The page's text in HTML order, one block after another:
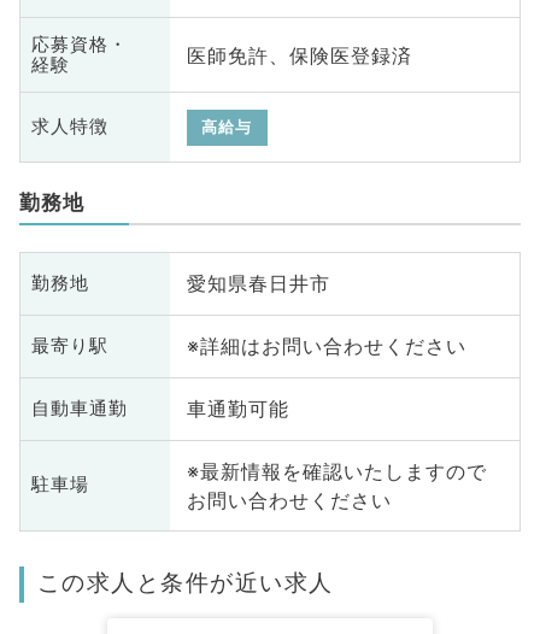
応募資格・
経験
医師免許、保険医登録済
求人特徴 高給与
勤務地
勤務地 愛知県春日井市
最寄り駅 ※詳細はお問い合わせください
自動車通勤 車通勤可能
駐車場
※最新情報を確認いたしますので
お問い合わせください
この求人と条件が近い求人